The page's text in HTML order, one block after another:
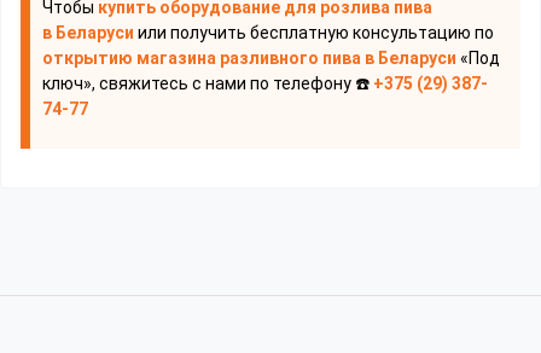
Чтобы купить оборудование для розлива пива
в Беларуси или получить бесплатную консультацию по
открытию магазина разливного пива в Беларуси «Под
ключ», свяжитесь с нами по телефону ☎️ +375 (29) 387-
74-77